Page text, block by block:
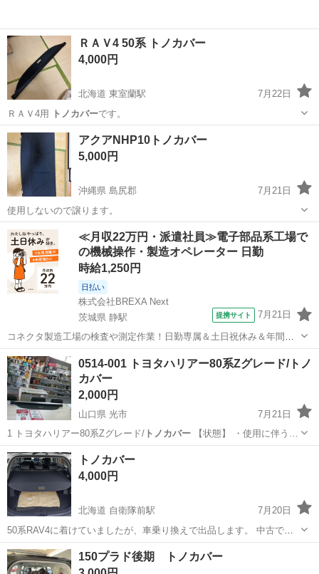
ＲＡＶ4 50系 トノカバー
4,000円
北海道 東室蘭駅
7月22日
ＲＡＶ4用
トノカバーです。
北海道 室蘭市 内装、インテリア
アクアNHP10トノカバー
5,000円
沖縄県 島尻郡
7月21日
使用しないので譲ります。
沖縄 島尻郡 内装、インテリア
≪月収22万円・派遣社員≫電子部品系工場で
の機械操作・製造オペレーター 日勤
時給1,250円
日払い
株式会社BREXA Next
茨城県 静駅
提携サイト 7月21日
コネクタ製造工場の検査や測定作業！日勤専属＆土日祝休み＆年間休
日128日★クリーンルーム内作業★マイカー通勤OK＆無料駐車場あり
★就業先食堂利用可！日払い制度あり！《茨城県常陸大宮市》 人気の
工場のお仕事 ◇コネクタ製造工...
茨城 常陸大宮市 静駅 その他
0514-001 トヨタハリアー80系Zグレード/トノ
カバー
2,000円
山口県 光市
7月21日
1 トヨタハリアー80系Zグレード/トノカバー 【状態】 ・使用に伴う…
山口 光市
トノカバー
4,000円
北海道 自衛隊前駅
7月20日
50系RAV4に着けていましたが、車乗り換えで出品します。 中古です
ので気になる方はご遠慮願います。
北海道 札幌市 自衛隊前駅 内装、インテリア
150プラド後期 トノカバー